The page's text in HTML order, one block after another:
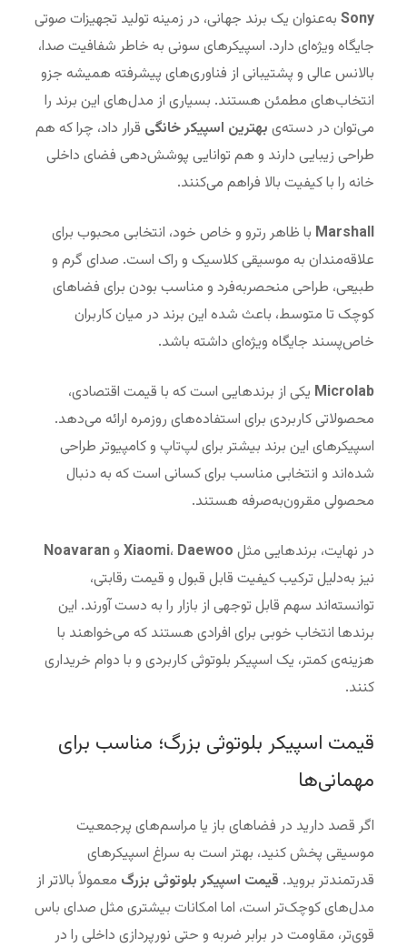
Sony به‌عنوان یک برند جهانی، در زمینه تولید تجهیزات صوتی
جایگاه ویژه‌ای دارد. اسپیکرهای سونی به خاطر شفافیت صدا،
بالانس عالی و پشتیبانی از فناوری‌های پیشرفته همیشه جزو
انتخاب‌های مطمئن هستند. بسیاری از مدل‌های این برند را
می‌توان در دسته‌ی بهترین اسپیکر خانگی قرار داد، چرا که هم
طراحی زیبایی دارند و هم توانایی پوشش‌دهی فضای داخلی
خانه را با کیفیت بالا فراهم می‌کنند.
Marshall با ظاهر رترو و خاص خود، انتخابی محبوب برای
علاقه‌مندان به موسیقی کلاسیک و راک است. صدای گرم و
طبیعی، طراحی منحصربه‌فرد و مناسب بودن برای فضاهای
کوچک تا متوسط، باعث شده این برند در میان کاربران
خاص‌پسند جایگاه ویژه‌ای داشته باشد.
Microlab یکی از برندهایی است که با قیمت اقتصادی،
محصولاتی کاربردی برای استفاده‌های روزمره ارائه می‌دهد.
اسپیکرهای این برند بیشتر برای لپ‌تاپ و کامپیوتر طراحی
شده‌اند و انتخابی مناسب برای کسانی است که به دنبال
محصولی مقرون‌به‌صرفه هستند.
در نهایت، برندهایی مثل Xiaomi، Daewoo وNoavaran
نیز به‌دلیل ترکیب کیفیت قابل قبول و قیمت رقابتی،
توانسته‌اند سهم قابل توجهی از بازار را به دست آورند. این
برندها انتخاب خوبی برای افرادی هستند که می‌خواهند با
هزینه‌ی کمتر، یک اسپیکر بلوتوثی کاربردی و با دوام خریداری
کنند.
قیمت اسپیکر بلوتوثی بزرگ؛ مناسب برای
مهمانی‌ها
اگر قصد دارید در فضاهای باز یا مراسم‌های پرجمعیت
موسیقی پخش کنید، بهتر است به سراغ اسپیکرهای
قدرتمندتر بروید. قیمت اسپیکر بلوتوثی بزرگ معمولاً بالاتر از
مدل‌های کوچک‌تر است، اما امکانات بیشتری مثل صدای باس
قوی‌تر، مقاومت در برابر ضربه و حتی نورپردازی داخلی را در